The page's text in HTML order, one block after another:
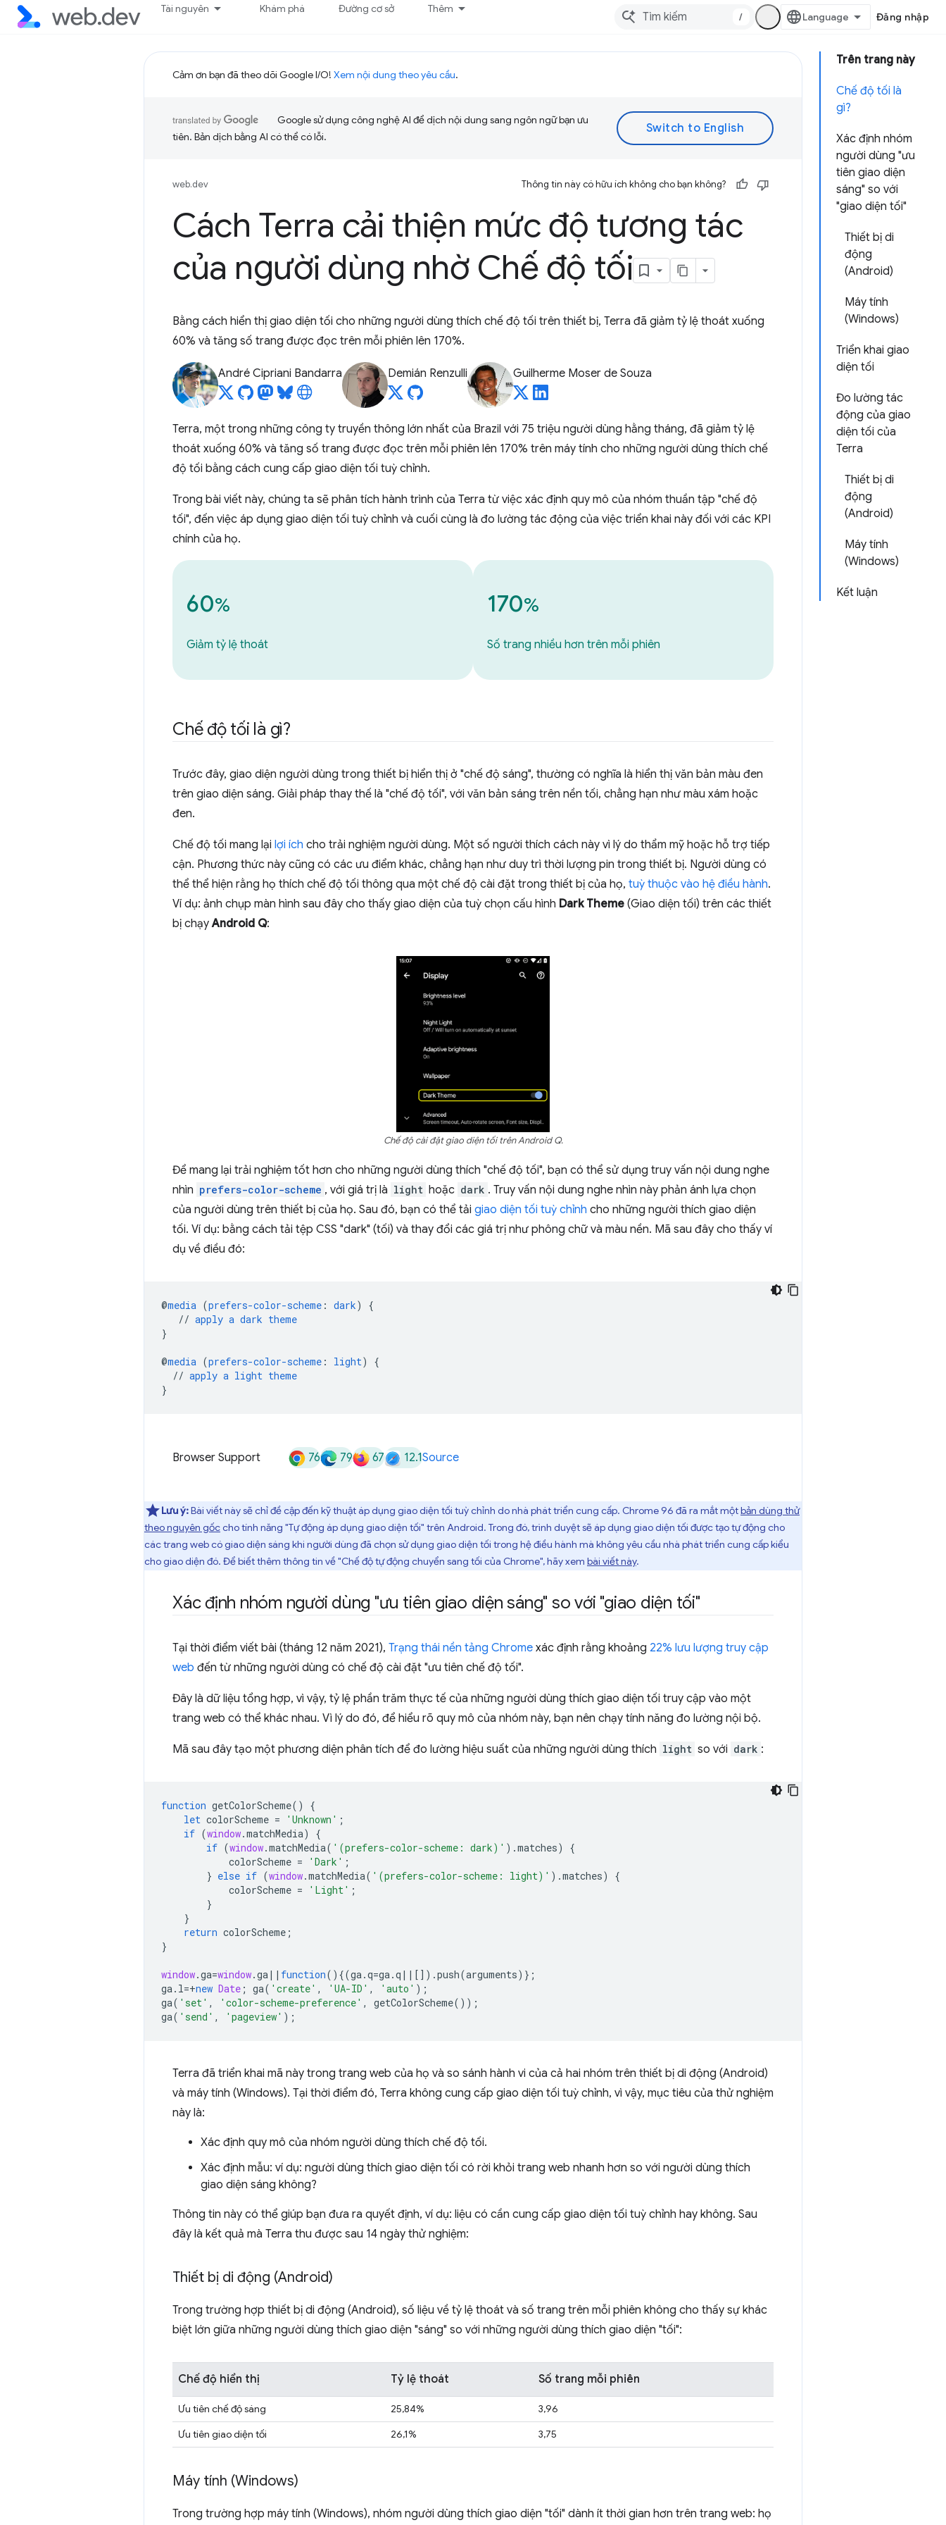
Tài nguyên Khám phá Đường cơ sở Thêm
/ Đăng nhập
Trên trang này
Chế độ tối là
gì?
Xác định nhóm
người dùng "ưu
tiên giao diện
sáng" so với
"giao diện tối"
Thiết bị di
động
(Android)
Máy tính
(Windows)
Triển khai giao
diện tối
Đo lường tác
động của giao
diện tối của
Terra
Thiết bị di
động
(Android)
Máy tính
(Windows)
Kết luận
Cảm ơn bạn đã theo dõi Google I/O! Xem nội dung theo yêu cầu.
Google sử dụng công nghệ AI để dịch nội dung sang ngôn ngữ bạn ưu
tiên. Bản dịch bằng AI có thể có lỗi.
web.dev Thông tin này có hữu ích không cho bạn không?
Cách Terra cải thiện mức độ tương tác
của người dùng nhờ Chế độ tối
Bằng cách hiển thị giao diện tối cho những người dùng thích chế độ tối trên thiết bị, Terra đã giảm tỷ lệ thoát xuống
60% và tăng số trang được đọc trên mỗi phiên lên 170%.
André Cipriani Bandarra Demián Renzulli Guilherme Moser de Souza
Terra, một trong những công ty truyền thông lớn nhất của Brazil với 75 triệu người dùng hằng tháng, đã giảm tỷ lệ
thoát xuống 60% và tăng số trang được đọc trên mỗi phiên lên 170% trên máy tính cho những người dùng thích chế
độ tối bằng cách cung cấp giao diện tối tuỳ chỉnh.
Trong bài viết này, chúng ta sẽ phân tích hành trình của Terra từ việc xác định quy mô của nhóm thuần tập "chế độ
tối", đến việc áp dụng giao diện tối tuỳ chỉnh và cuối cùng là đo lường tác động của việc triển khai này đối với các KPI
chính của họ.
60%
Giảm tỷ lệ thoát
170%
Số trang nhiều hơn trên mỗi phiên
Chế độ tối là gì?
Trước đây, giao diện người dùng trong thiết bị hiển thị ở "chế độ sáng", thường có nghĩa là hiển thị văn bản màu đen
trên giao diện sáng. Giải pháp thay thế là "chế độ tối", với văn bản sáng trên nền tối, chẳng hạn như màu xám hoặc
đen.
Chế độ tối mang lại lợi ích cho trải nghiệm người dùng. Một số người thích cách này vì lý do thẩm mỹ hoặc hỗ trợ tiếp
cận. Phương thức này cũng có các ưu điểm khác, chẳng hạn như duy trì thời lượng pin trong thiết bị. Người dùng có
thể thể hiện rằng họ thích chế độ tối thông qua một chế độ cài đặt trong thiết bị của họ, tuỳ thuộc vào hệ điều hành.
Ví dụ: ảnh chụp màn hình sau đây cho thấy giao diện của tuỳ chọn cấu hình Dark Theme (Giao diện tối) trên các thiết
bị chạyAndroid Q:
Chế độ cài đặt giao diện tối trên Android Q.
Để mang lại trải nghiệm tốt hơn cho những người dùng thích "chế độ tối", bạn có thể sử dụng truy vấn nội dung nghe
nhìn prefers-color-scheme , với giá trị là light hoặc dark . Truy vấn nội dung nghe nhìn này phản ánh lựa chọn
của người dùng trên thiết bị của họ. Sau đó, bạn có thể tải giao diện tối tuỳ chỉnh cho những người thích giao diện
tối. Ví dụ: bằng cách tải tệp CSS "dark" (tối) và thay đổi các giá trị như phông chữ và màu nền. Mã sau đây cho thấy ví
dụ về điều đó:
@media (prefers-color-scheme : dark)
{
// apply a dark theme
}
@media (prefers-color-scheme : light)
{
// apply a light theme
}
Browser Support 76 79 67 12.1Source
Lưu ý:Bài viết này sẽ chỉ đề cập đến kỹ thuật áp dụng giao diện tối tuỳ chỉnh do nhà phát triển cung cấp. Chrome 96 đã ra mắt mộtbản dùng thử
theo nguyên gốccho tính năng "Tự động áp dụng giao diện tối" trên Android. Trong đó, trình duyệt sẽ áp dụng giao diện tối được tạo tự động cho
các trang web có giao diện sáng khi người dùng đã chọn sử dụng giao diện tối trong hệ điều hành mà không yêu cầu nhà phát triển cung cấp kiểu
cho giao diện đó. Để biết thêm thông tin về "Chế độ tự động chuyển sang tối của Chrome", hãy xem bài viết này.
Xác định nhóm người dùng "ưu tiên giao diện sáng" so với "giao diện tối"
Tại thời điểm viết bài (tháng 12 năm 2021), Trạng thái nền tảng Chrome xác định rằng khoảng 22% lưu lượng truy cập
web đến từ những người dùng có chế độ cài đặt "ưu tiên chế độ tối".
Đây là dữ liệu tổng hợp, vì vậy, tỷ lệ phần trăm thực tế của những người dùng thích giao diện tối truy cập vào một
trang web có thể khác nhau. Vì lý do đó, để hiểu rõ quy mô của nhóm này, bạn nên chạy tính năng đo lường nội bộ.
Mã sau đây tạo một phương diện phân tích để đo lường hiệu suất của những người dùng thích light so với dark :
function getColorScheme()
{
let colorScheme = 'Unknown' ;
if (window.matchMedia)
{
if (window.matchMedia( '(prefers-color-scheme: dark)' ).matches)
{
colorScheme = 'Dark' ;
} else if (window.matchMedia( '(prefers-color-scheme: light)' ).matches)
{
colorScheme = 'Light' ;
}
}
return colorScheme ;
}
window.ga=window.ga|| function(){(ga.q=ga.q || []).push(arguments)};
ga. l=+new Date ; ga( 'create' , 'UA-ID' , 'auto' );
ga( 'set' , 'color-scheme-preference' , getColorScheme());
ga( 'send' , 'pageview' );
Terra đã triển khai mã này trong trang web của họ và so sánh hành vi của cả hai nhóm trên thiết bị di động (Android)
và máy tính (Windows). Tại thời điểm đó, Terra không cung cấp giao diện tối tuỳ chỉnh, vì vậy, mục tiêu của thử nghiệm
này là:
Xác định quy mô của nhóm người dùng thích chế độ tối.
Xác định mẫu: ví dụ: người dùng thích giao diện tối có rời khỏi trang web nhanh hơn so với người dùng thích
giao diện sáng không?
Thông tin này có thể giúp bạn đưa ra quyết định, ví dụ: liệu có cần cung cấp giao diện tối tuỳ chỉnh hay không. Sau
đây là kết quả mà Terra thu được sau 14 ngày thử nghiệm:
Thiết bị di động (Android)
Trong trường hợp thiết bị di động (Android), số liệu về tỷ lệ thoát và số trang trên mỗi phiên không cho thấy sự khác
biệt lớn giữa những người dùng thích giao diện "sáng" so với những người dùng thích giao diện "tối":
Chế độ hiển thị Tỷ lệ thoát Số trang mỗi phiên
Ưu tiên chế độ sáng 25,84%
3,96
Ưu tiên giao diện tối
26,1% 3,75
Máy tính (Windows)
Trong trường hợp máy tính (Windows), nhóm người dùng thích giao diện "tối" dành ít thời gian hơn trên trang web: họ